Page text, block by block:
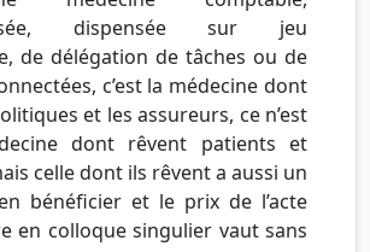
dispensée sur jeu
de délégation de tâches ou de
c’est la médecine dont
et les assureurs, ce n’est
dont rêvent patients et
celle dont ils rêvent a aussi un
bénéficier et le prix de l’acte
en colloque singulier vaut sans